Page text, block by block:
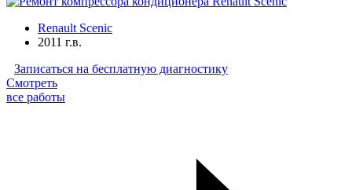
Renault Scenic
2011 г.в.
Записаться на бесплатную диагностику
Смотреть
все работы